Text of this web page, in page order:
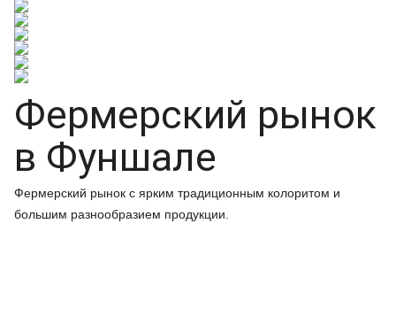
Фермерский рынок
в Фуншале
Фермерский рынок с ярким традиционным колоритом и
большим разнообразием продукции.